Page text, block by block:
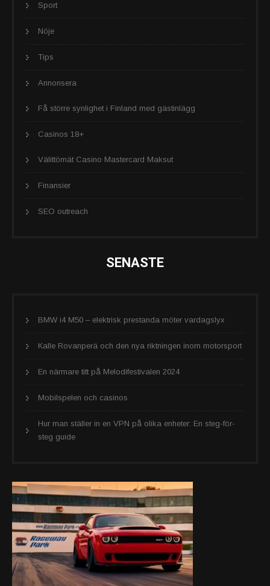
Sport
Nöje
Tips
Annonsera
Få större synlighet i Finland med gästinlägg
Casinos 18+
Välittömät Casino Mastercard Maksut
Finansier
SEO outreach
SENASTE
BMW i4 M50 – elektrisk prestanda möter vardagslyx
Kalle Rovanperä och den nya riktningen inom motorsport
En närmare titt på Melodifestivalen 2024
Mobilspelen och casinos
Hur man ställer in en VPN på olika enheter: En steg-för-
steg guide